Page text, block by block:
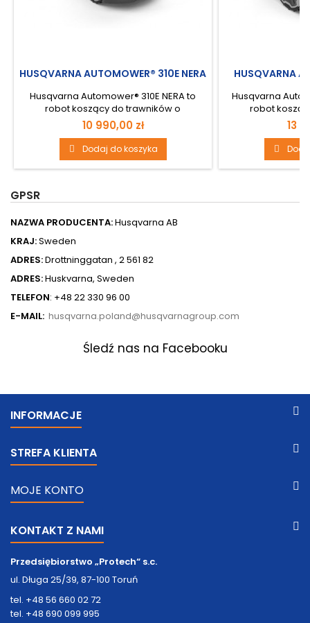
HUSQVARNA AUTOMOWER® 310E NERA
Husqvarna Automower® 310E NERA to
robot koszący do trawników o
powierzchni do...
10 990,00 zł
Dodaj do koszyka
HUSQVARNA
Husqvarna
robot
13
GPSR
NAZWA PRODUCENTA:Husqvarna AB
KRAJ:Sweden
ADRES:Drottninggatan , 2 561 82
ADRES:Huskvarna, Sweden
TELEFON: +48 22 330 96 00
E-MAIL: husqvarna.poland@husqvarnagroup.com
Śledź nas na Facebooku
INFORMACJE
STREFA KLIENTA
MOJE KONTO
KONTAKT Z NAMI
Przedsiębiorstwo „Protech“ s.c.
ul. Długa 25/39, 87-100 Toruń
tel. +48 56 660 02 72
tel. +48 690 099 995